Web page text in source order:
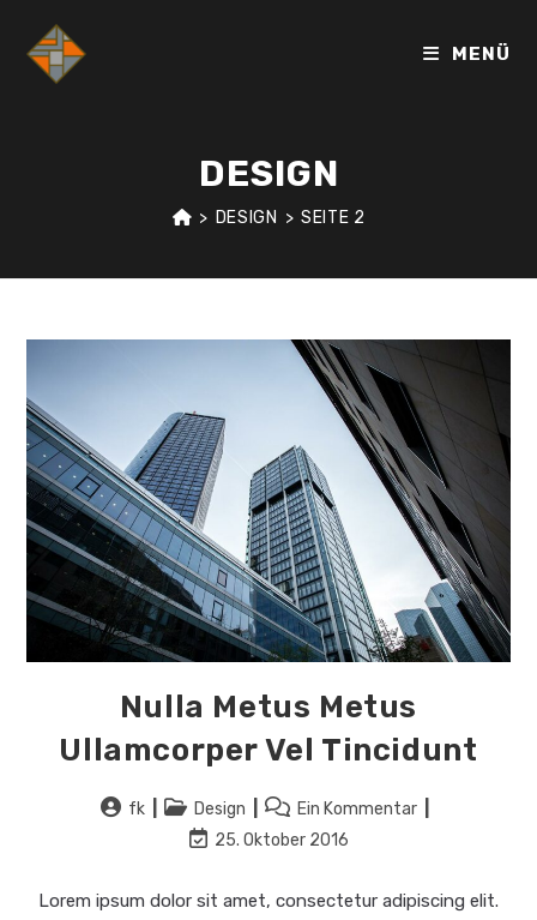
Inhalt
springen
MENÜ
DESIGN
> DESIGN > SEITE 2
Nulla Metus Metus
Ullamcorper Vel Tincidunt
Beitrags-
fk
Beitrags-
Kategorie:
Design
Beitrags-
Kommentare:
Ein Kommentar
Beitrag
geändert
25. Oktober 2016
Lorem ipsum dolor sit amet, consectetur adipiscing elit.